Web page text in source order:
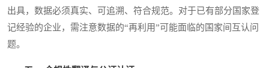
出具，数据必须真实、可追溯、符合规范。对于已有部分国家登
记经验的企业，需注意数据的“再利用”可能面临的国家间互认问
题。